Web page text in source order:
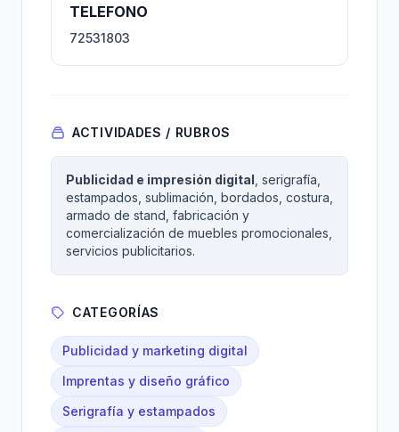
TELEFONO
72531803
ACTIVIDADES / RUBROS
Publicidad e impresión digital , serigrafía,
estampados, sublimación, bordados, costura,
armado de stand, fabricación y
comercialización de muebles promocionales,
servicios publicitarios.
CATEGORÍAS
Publicidad y marketing digital
Imprentas y diseño gráfico
Serigrafía y estampados